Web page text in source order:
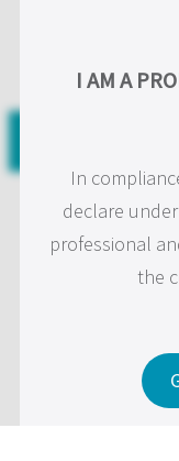
I AM A
In
declare
professional
the